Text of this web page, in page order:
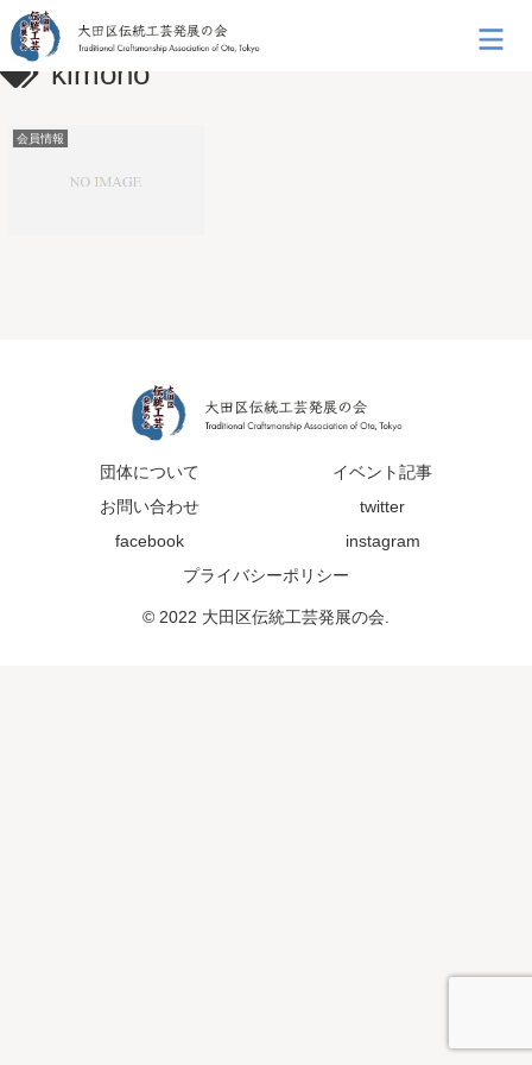
kimono
会員情報
団体について
イベント記事
お問い合わせ
twitter
facebook
instagram
プライバシーポリシー
© 2022 大田区伝統工芸発展の会.